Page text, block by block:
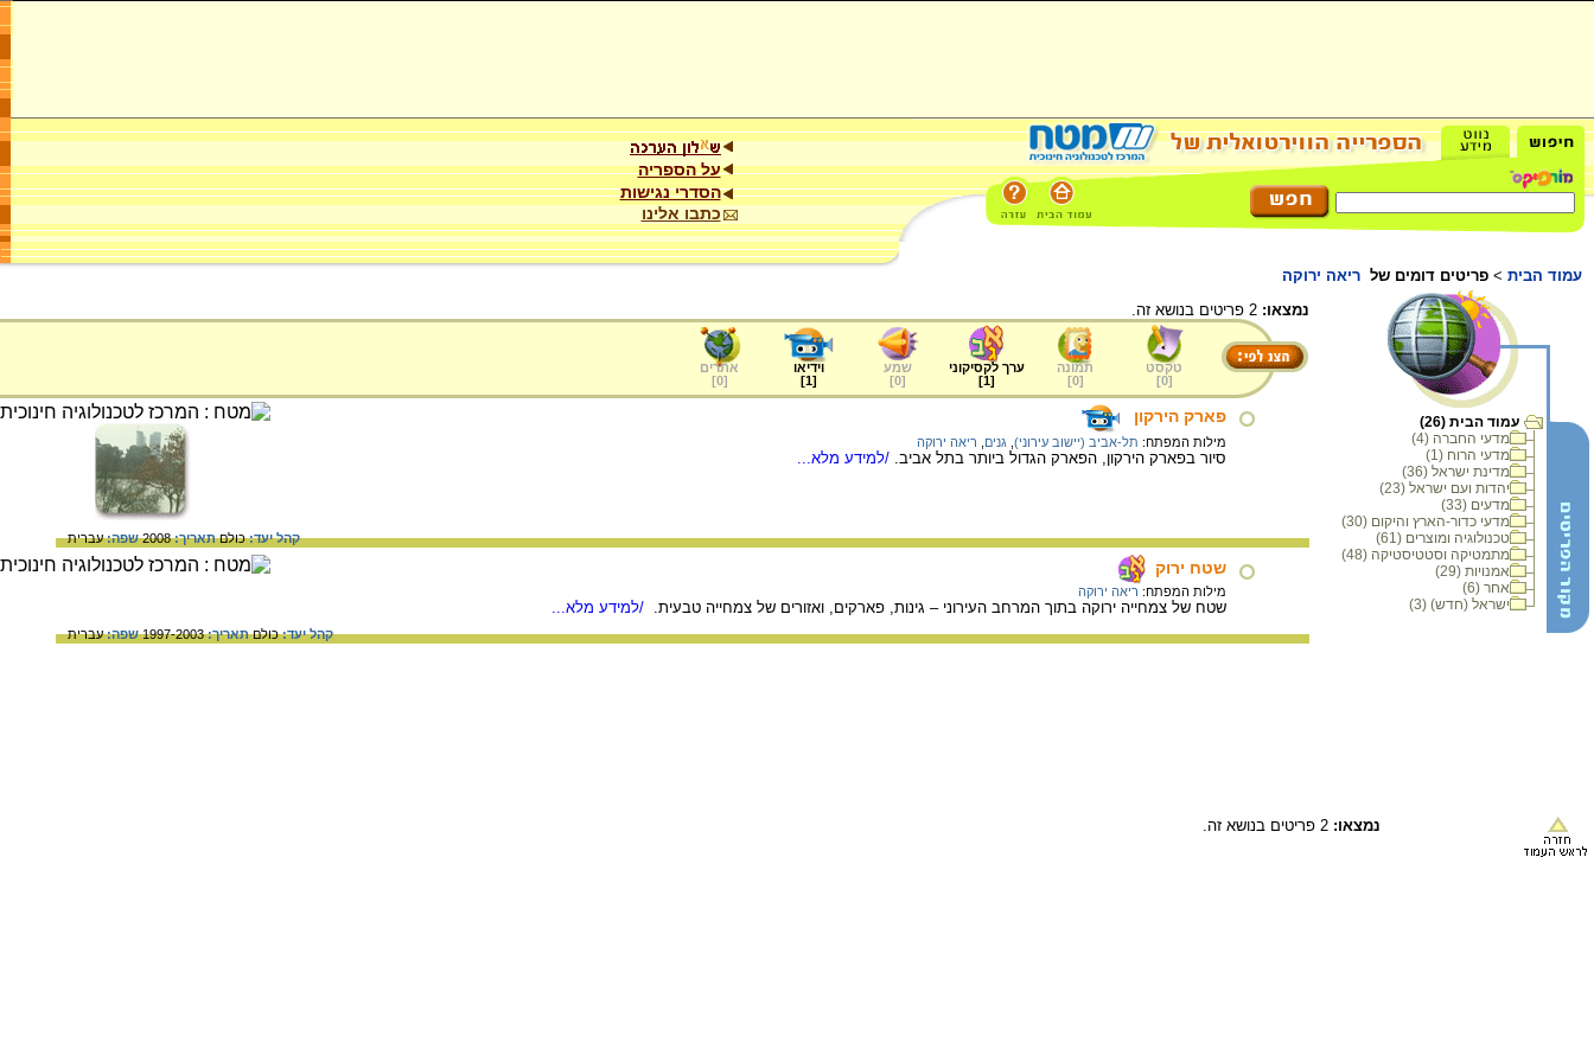
על הספריה
הסדרי נגישות
כתבו אלינו
עמוד הבית > פריטים דומים של ריאה ירוקה
עמוד הבית (26)
מדעי החברה (4)
מדעי הרוח (1)
מדינת ישראל (36)
יהדות ועם ישראל (23)
מדעים (33)
מדעי כדור-הארץ והיקום (30)
טכנולוגיה ומוצרים (61)
מתמטיקה וסטטיסטיקה (48)
אמנויות (29)
אחר (6)
ישראל (חדש) (3)
נמצאו:
טקסט
[
0
]
תמונה
[
0
]
ערך לקסיקוני
[
1
]
שמע
[
0
]
וידיאו
[
1
]
אתרים
[
0
]
פארק הירקון
מילות המפתח: תל-אביב (יישוב עירוני) גנים ריאה ירוקה
סיור בפארק הירקון, הפארק הגדול ביותר בתל אביב. /למידע מלא...
קהל יעד:כולםתאריך:2008 שפה:עברית
שטח ירוק
מילות המפתח: ריאה ירוקה
שטח של צמחייה ירוקה בתוך המרחב העירוני – גינות, פארקים, ואזורים של צמחייה טבעית. /למידע מלא...
קהל יעד:כולםתאריך:1997-2003 שפה:עברית
נמצאו: